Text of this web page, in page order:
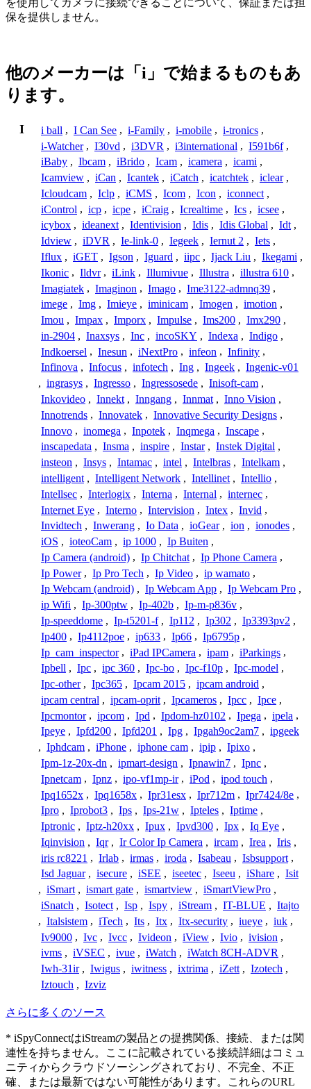
保を提供しません。
他のメーカーは「i」で始まるものもあ
ります。
I i ball , I Can See , i-Family , i-mobile , i-tronics ,
i-Watcher , I30vd , i3DVR , i3international , I591b6f ,
iBaby , Ibcam , iBrido , Icam , icamera , icami ,
Icamview , iCan , Icantek , iCatch , icatchtek , iclear ,
Icloudcam , Iclp , iCMS , Icom , Icon , iconnect ,
iControl , icp , icpe , iCraig , Icrealtime , Ics , icsee ,
icybox , ideanext , Identivision , Idis , Idis Global , Idt ,
Idview , iDVR , Ie-link-0 , Iegeek , Iernut 2 , Iets ,
Iflux , iGET , Igson , Iguard , iipc , Ijack Liu , Ikegami ,
Ikonic , Ildvr , iLink , Illumivue , Illustra , illustra 610 ,
Imagiatek , Imaginon , Imago , Ime3122-admnq39 ,
imege , Img , Imieye , iminicam , Imogen , imotion ,
Imou , Impax , Imporx , Impulse , Ims200 , Imx290 ,
in-2904 , Inaxsys , Inc , incoSKY , Indexa , Indigo ,
Indkoersel , Inesun , iNextPro , infeon , Infinity ,
Infinova , Infocus , infotech , Ing , Ingeek , Ingenic-v01
, ingrasys , Ingresso , Ingressosede , Inisoft-cam ,
Inkovideo , Innekt , Inngang , Innmat , Inno Vision ,
Innotrends , Innovatek , Innovative Security Designs ,
Innovo , inomega , Inpotek , Inqmega , Inscape ,
inscapedata , Insma , inspire , Instar , Instek Digital ,
insteon , Insys , Intamac , intel , Intelbras , Intelkam ,
intelligent , Intelligent Network , Intellinet , Intellio ,
Intellsec , Interlogix , Interna , Internal , internec ,
Internet Eye , Interno , Intervision , Intex , Invid ,
Invidtech , Inwerang , Io Data , ioGear , ion , ionodes ,
iOS , ioteoCam , ip 1000 , Ip Buiten ,
Ip Camera (android) , Ip Chitchat , Ip Phone Camera ,
Ip Power , Ip Pro Tech , Ip Video , ip wamato ,
Ip Webcam (android) , Ip Webcam App , Ip Webcam Pro ,
ip Wifi , Ip-300ptw , Ip-402b , Ip-m-p836v ,
Ip-speeddome , Ip-t5201-f , Ip112 , Ip302 , Ip3393pv2 ,
Ip400 , Ip4112poe , ip633 , Ip66 , Ip6795p ,
Ip_cam_inspector , iPad IPCamera , ipam , iParkings ,
Ipbell , Ipc , ipc 360 , Ipc-bo , Ipc-f10p , Ipc-model ,
Ipc-other , Ipc365 , Ipcam 2015 , ipcam android ,
ipcam central , ipcam-oprit , Ipcameros , Ipcc , Ipce ,
Ipcmontor , ipcom , Ipd , Ipdom-hz0102 , Ipega , ipela ,
Ipeye , Ipfd200 , Ipfd201 , Ipg , Ipgah9oc2am7 , ipgeek
, Iphdcam , iPhone , iphone cam , ipip , Ipixo ,
Ipm-1z-20x-dn , ipmart-design , Ipnawin7 , Ipnc ,
Ipnetcam , Ipnz , ipo-vf1mp-ir , iPod , ipod touch ,
Ipq1652x , Ipq1658x , Ipr31esx , Ipr712m , Ipr7424/8e ,
Ipro , Iprobot3 , Ips , Ips-21w , Ipteles , Iptime ,
Iptronic , Iptz-h20xx , Ipux , Ipvd300 , Ipx , Iq Eye ,
Iqinvision , Iqr , Ir Color Ip Camera , ircam , Irea , Iris ,
iris rc8221 , Irlab , irmas , iroda , Isabeau , Isbsupport ,
Isd Jaguar , isecure , iSEE , iseetec , Iseeu , iShare , Isit
, iSmart , ismart gate , ismartview , iSmartViewPro ,
iSnatch , Isotect , Isp , Ispy , iStream , IT-BLUE , Itajto
, Italsistem , iTech , Its , Itx , Itx-security , iueye , iuk ,
Iv9000 , Ivc , Ivcc , Ivideon , iView , Ivio , ivision ,
ivms , iVSEC , ivue , iWatch , iWatch 8CH-ADVR ,
Iwh-31ir , Iwigus , iwitness , ixtrima , iZett , Izotech ,
Iztouch , Izviz
さらに多くのソース
* iSpyConnectはiStreamの製品との提携関係、接続、または関
連性を持ちません。ここに記載されている接続詳細はコミュ
ニティからクラウドソーシングされており、不完全、不正
確、または最新ではない可能性があります。これらのURL